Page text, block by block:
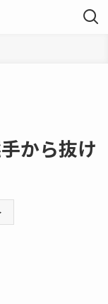
から抜け